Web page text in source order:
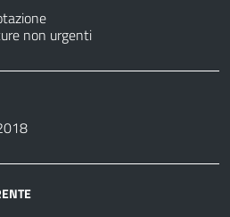
non urgenti